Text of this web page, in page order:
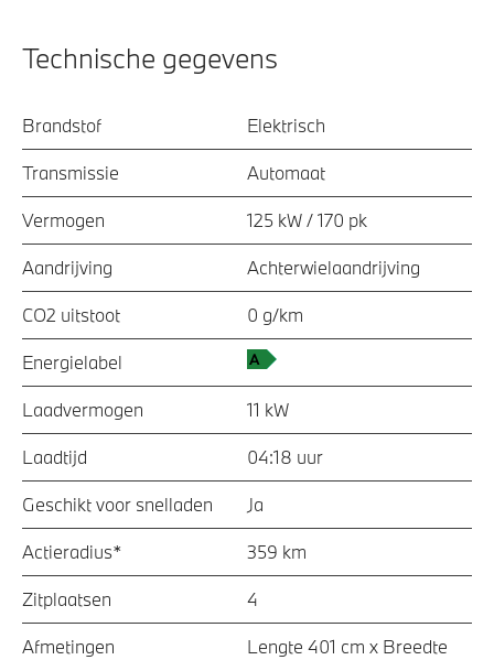
Technische gegevens
Brandstof Elektrisch
Transmissie Automaat
Vermogen 125 kW / 170 pk
Aandrijving Achterwielaandrijving
CO2 uitstoot 0 g/km
Energielabel
Laadvermogen 11 kW
Laadtijd 04:18 uur
Geschikt voor snelladen Ja
Actieradius* 359 km
Zitplaatsen 4
Afmetingen
Lengte 401 cm x Breedte